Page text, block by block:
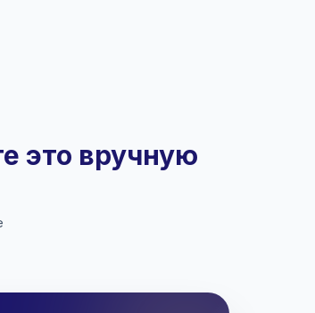
это вручную